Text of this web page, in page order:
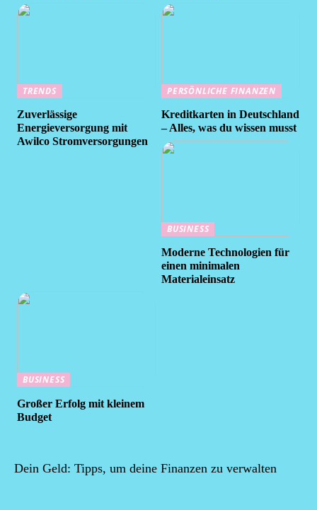
TRENDS
Zuverlässige
Energieversorgung mit
Awilco Stromversorgungen
PERSÖNLICHE FINANZEN
Kreditkarten in Deutschland
– Alles, was du wissen musst
BUSINESS
Moderne Technologien für
einen minimalen
Materialeinsatz
BUSINESS
Großer Erfolg mit kleinem
Budget
Dein Geld: Tipps, um deine Finanzen zu verwalten